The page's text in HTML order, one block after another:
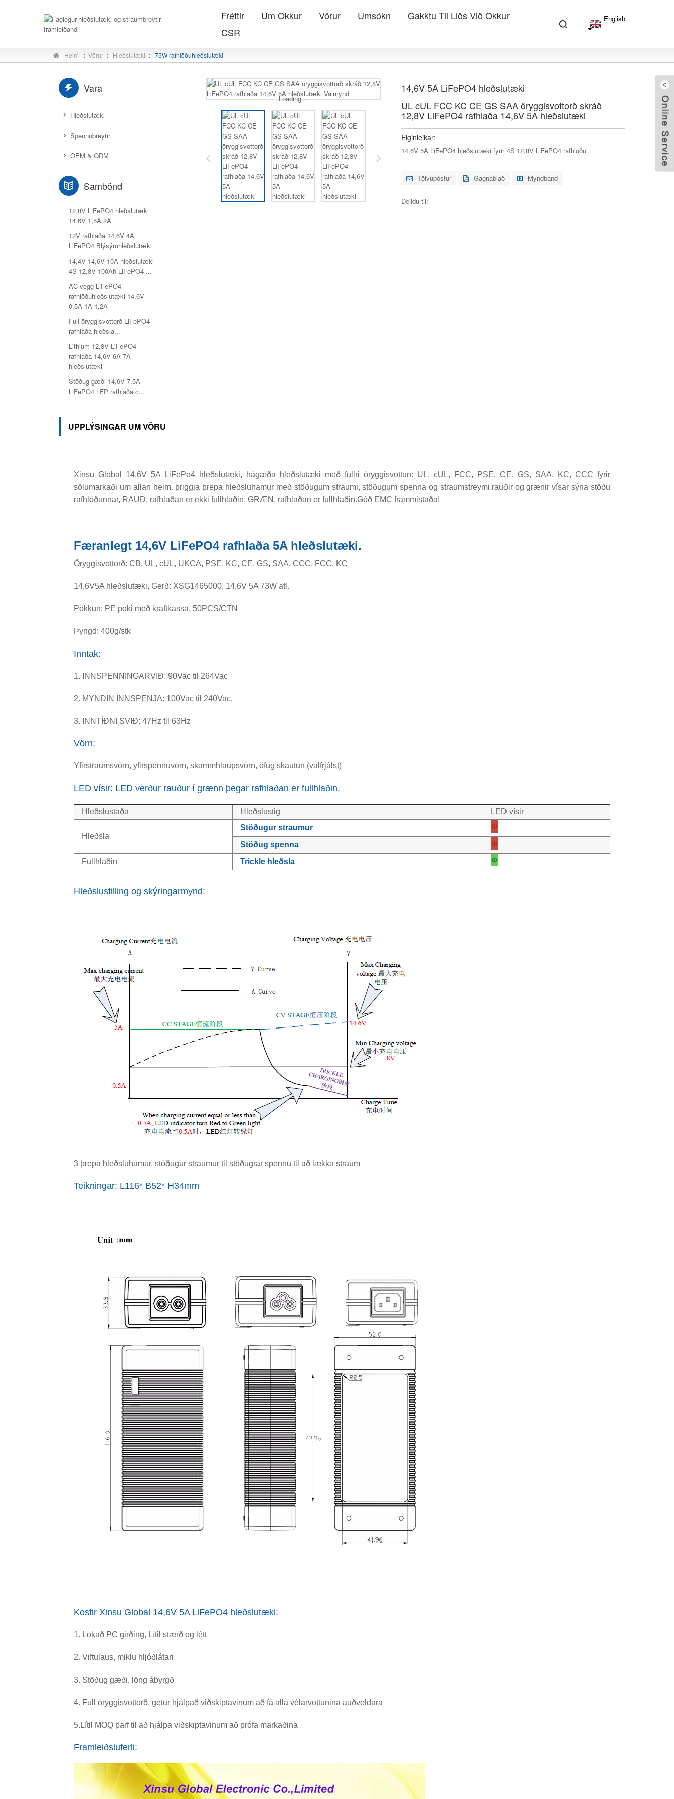
Fréttir Um Okkur Vörur Umsókn
Gakktu Til Liðs Við Okkur
CSR
English
Heim Vörur Hleðslutæki 75W rafhlöðuhleðslutæki
Vara
Hleðslutæki
Spennubreytir
OEM & ODM
Sambönd
12,8V LiFePO4 hleðslutæki
14,6V 1,5A 2A
12V rafhlaða 14,6V 4A
LiFePO4 Blýsýruhleðslutæki
14,4V 14,6V 10A hleðslutæki
4S 12,8V 100Ah LiFePO4 ...
AC vegg LiFePO4
rafhlöðuhleðslutæki 14,6V
0,5A 1A 1,2A
Full öryggisvottorð LiFePO4
rafhlaða hleðsla...
Lithium 12,8V LiFePO4
rafhlaða 14,6V 6A 7A
hleðslutæki
Stöðug gæði 14,6V 7,5A
LiFePO4 LFP rafhlaða c...
Loading...
14,6V 5A LiFePO4 hleðslutæki
UL cUL FCC KC CE GS SAA öryggisvottorð skráð
12,8V LiFePO4 rafhlaða 14,6V 5A hleðslutæki
Eiginleikar:
14,6V 5A LiFePO4 hleðslutæki fyrir 4S 12,8V LiFePO4 rafhlöðu
Tölvupóstur Gagnablað Myndband
Deildu til:
UPPLÝSINGAR UM VÖRU
Xinsu Global 14.6V 5A LiFePo4 hleðslutæki, hágæða hleðslutæki með fullri öryggisvottun: UL, cUL, FCC, PSE, CE, GS, SAA, KC, CCC fyrir
sölumarkaði um allan heim. þriggja þrepa hleðsluhamur með stöðugum straumi, stöðugum spenna og straumstreymi.rauðir og grænir vísar sýna stöðu
rafhlöðunnar, RAUÐ, rafhlaðan er ekki fullhlaðin, GRÆN, rafhlaðan er fullhlaðin.Góð EMC frammistaða!
Færanlegt 14,6V LiFePO4 rafhlaða 5A hleðslutæki.
Öryggisvottorð: CB, UL, cUL, UKCA, PSE, KC, CE, GS, SAA, CCC, FCC, KC
14,6V5A hleðslutæki, Gerð: XSG1465000, 14,6V 5A 73W afl.
Pökkun: PE poki með kraftkassa, 50PCS/CTN
Þyngd: 400g/stk
Inntak:
1. INNSPENNINGARVIÐ: 90Vac til 264Vac
2. MYNDIN INNSPENJA: 100Vac til 240Vac.
3. INNTÍÐNI SVIÐ: 47Hz til 63Hz
Vörn:
Yfirstraumsvörn, yfirspennuvörn, skammhlaupsvörn, öfug skautun (valfrjálst)
LED vísir: LED verður rauður í grænn þegar rafhlaðan er fullhlaðin.
Hleðslustaða Hleðslustig LED vísir
Hleðsla
Stöðugur straumur
Stöðug spenna
Fullhlaðin
Trickle hleðsla
Hleðslustilling og skýringarmynd:
3 þrepa hleðsluhamur, stöðugur straumur til stöðugrar spennu til að lækka straum
Teikningar: L116* B52* H34mm
Kostir Xinsu Global 14,6V 5A LiFePO4 hleðslutæki:
1. Lokað PC girðing, Lítil stærð og létt
2. Viftulaus, miklu hljóðlátari
3. Stöðug gæði, löng ábyrgð
4. Full öryggisvottorð, getur hjálpað viðskiptavinum að fá alla vélarvottunina auðveldara
5. Lítil MOQ þarf til að hjálpa viðskiptavinum að prófa markaðina
Framleiðsluferli: